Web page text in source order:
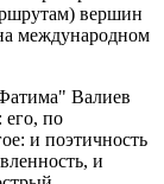
вершин
международном
Валиев
по
и поэтичность
и